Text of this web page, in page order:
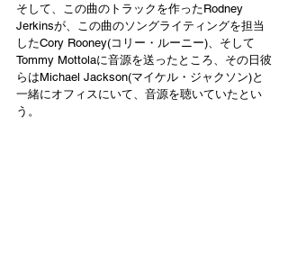
そして、この曲のトラックを作ったRodney
Jerkinsが、この曲のソングライティングを担当
したCory Rooney(コリー・ルーニー)、そして
Tommy Mottolaに音源を送ったところ、その日彼
らはMichael Jackson(マイケル・ジャクソン)と
一緒にオフィスにいて、音源を聴いていたとい
う。